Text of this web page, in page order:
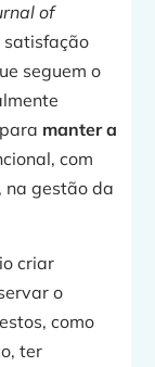
of
satisfação
seguem o
manter a
com
na gestão da
criar
o
como
ter